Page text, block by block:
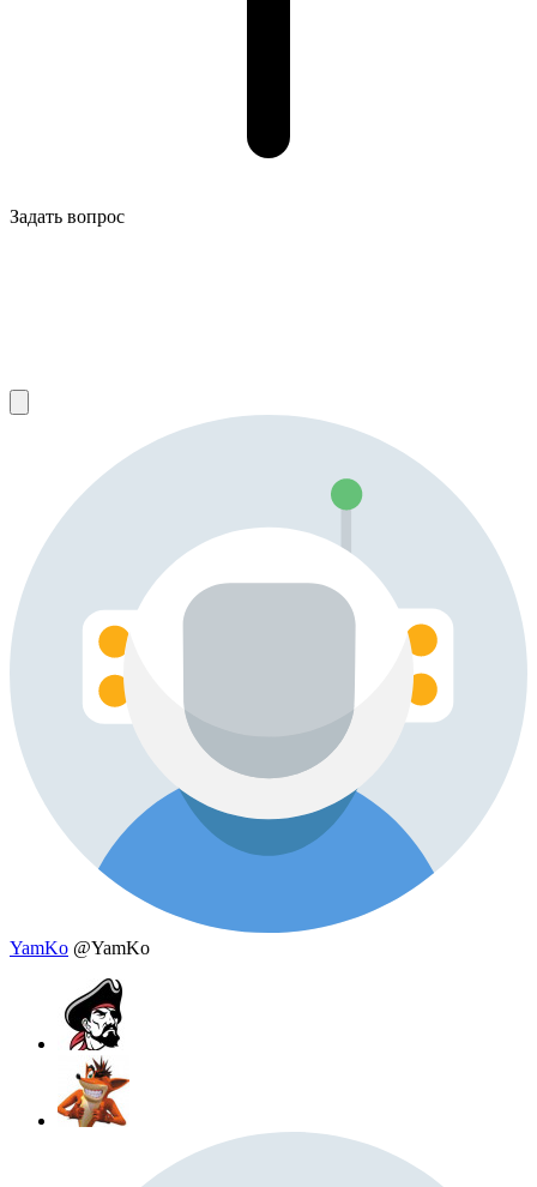
Задать вопрос
YamKo @YamKo